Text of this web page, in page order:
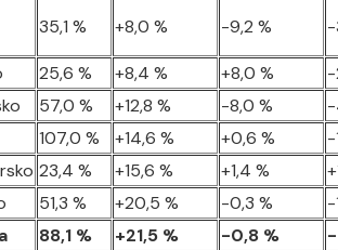
35,1 % +8,0 % -9,2 % -
25,6 % +8,4 % +8,0 %
-
57,0 % +12,8 % -8,0 %
-
107,0 % +14,6 % +0,6 %
-
23,4 % +15,6 % +1,4 %
51,3 % +20,5 % -0,3 %
-
88,1 % +21,5 % -0,8 %
-